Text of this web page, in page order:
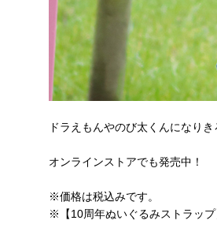
ドラえもんやのび太くんになりき
オンラインストアでも発売中！
※価格は税込みです。
※【10周年ぬいぐるみストラップ